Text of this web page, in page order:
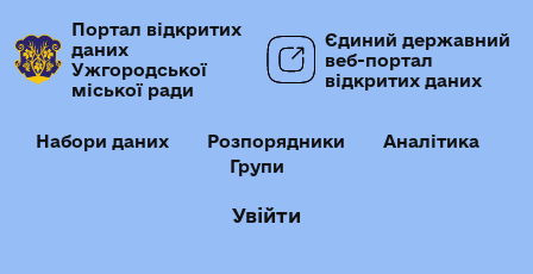
Портал відкритих
даних
Ужгородської
міської ради
Єдиний державний
веб-портал
відкритих даних
Набори даних Розпорядники
Аналітика
Групи
Увійти